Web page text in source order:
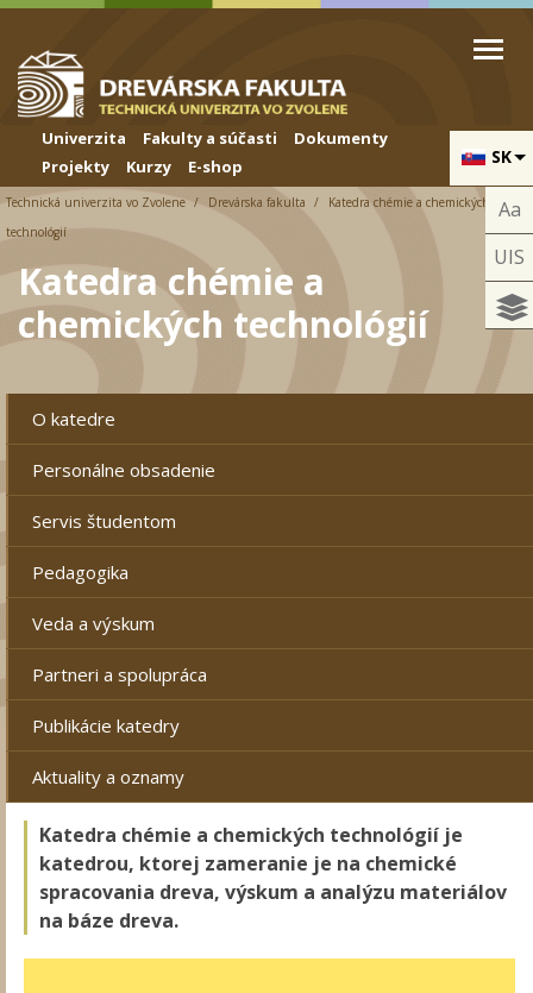
Skip to cookies
Skip to navigation
Skočiť na hlavný obsah
SK
Univerzita Fakulty a súčasti
Dokumenty
Projekty
Kurzy E-shop
Aa
UIS
Technická univerzita vo Zvolene Drevárska fakulta
Katedra chémie a chemických
technológií
Katedra chémie a
chemických technológií
O katedre
Personálne obsadenie
Servis študentom
Pedagogika
Veda a výskum
Partneri a spolupráca
Publikácie katedry
Aktuality a oznamy
Katedra chémie a chemických technológií je
katedrou, ktorej zameranie je na chemické
spracovania dreva, výskum a analýzu materiálov
na báze dreva.